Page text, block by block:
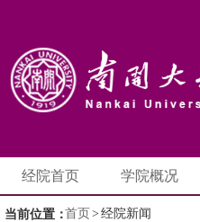
经院首页 学院概况
当前位置：首页 > 经院新闻